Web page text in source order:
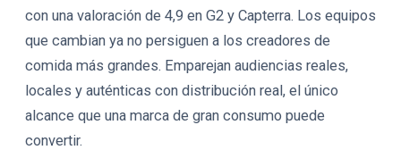
con una valoración de 4,9 en G2 y Capterra. Los equipos
que cambian ya no persiguen a los creadores de
comida más grandes. Emparejan audiencias reales,
locales y auténticas con distribución real, el único
alcance que una marca de gran consumo puede
convertir.